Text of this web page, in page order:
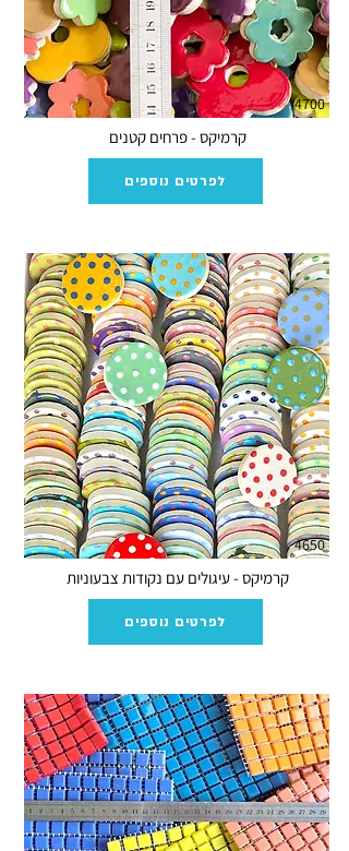
4700
קרמיקס - פרחים קטנים
לפרטים נוספים
4650
קרמיקס - עיגולים עם נקודות צבעוניות
לפרטים נוספים